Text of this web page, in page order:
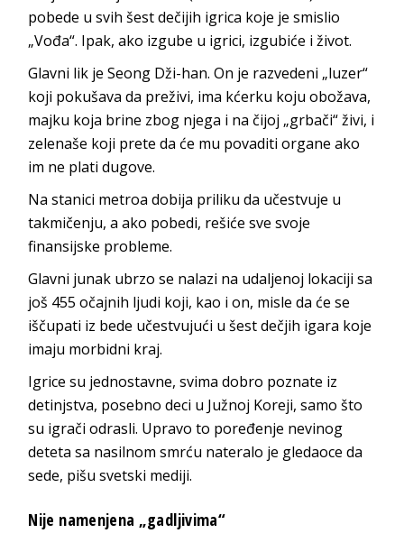
pobede u svih šest dečijih igrica koje je smislio
„Vođa“. Ipak, ako izgube u igrici, izgubiće i život.
Glavni lik je Seong Dži-han. On je razvedeni „luzer“
koji pokušava da preživi, ima kćerku koju obožava,
majku koja brine zbog njega i na čijoj „grbači“ živi, i
zelenaše koji prete da će mu povaditi organe ako
im ne plati dugove.
Na stanici metroa dobija priliku da učestvuje u
takmičenju, a ako pobedi, rešiće sve svoje
finansijske probleme.
Glavni junak ubrzo se nalazi na udaljenoj lokaciji sa
još 455 očajnih ljudi koji, kao i on, misle da će se
iščupati iz bede učestvujući u šest dečjih igara koje
imaju morbidni kraj.
Igrice su jednostavne, svima dobro poznate iz
detinjstva, posebno deci u Južnoj Koreji, samo što
su igrači odrasli. Upravo to poređenje nevinog
deteta sa nasilnom smrću nateralo je gledaoce da
sede, pišu svetski mediji.
Nije namenjena „gadljivima“